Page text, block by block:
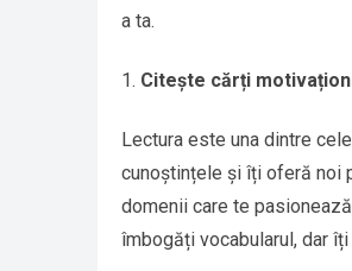
a ta.
Citește cărți
Lectura este una dintre
cunoștințele și îți oferă noi
domenii care te
îmbogăți vocabularul, dar